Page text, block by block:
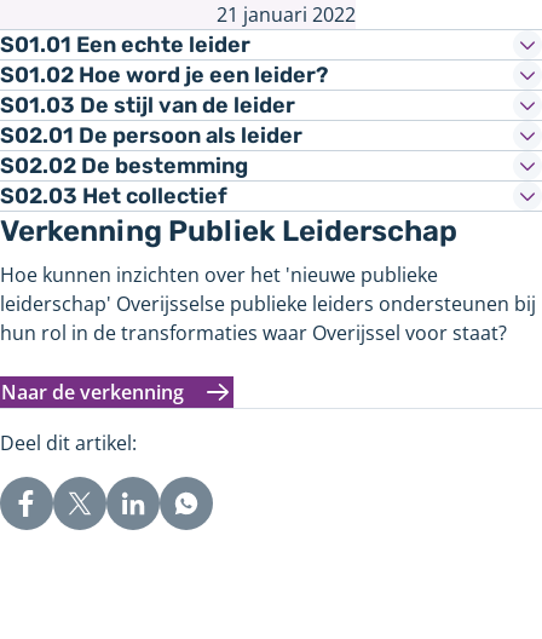
21 januari 2022
S01.01 Een echte leider
S01.02 Hoe word je een leider?
S01.03 De stijl van de leider
S02.01 De persoon als leider
S02.02 De bestemming
S02.03 Het collectief
Verkenning Publiek Leiderschap
Hoe kunnen inzichten over het 'nieuwe publieke
leiderschap' Overijsselse publieke leiders ondersteunen bij
hun rol in de transformaties waar Overijssel voor staat?
Naar de verkenning
Deel dit artikel: